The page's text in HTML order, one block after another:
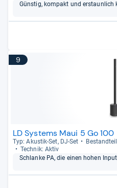
Güns­tig, kom­pakt und erstaun­lich
9
LD Systems Maui 5 Go 100
Typ: Akus­tik-​Set, DJ-​Set
Tech­nik: Aktiv
Schlanke PA, die einen hohen